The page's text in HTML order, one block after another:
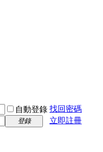
自動登錄 找回密碼
登錄 立即註冊